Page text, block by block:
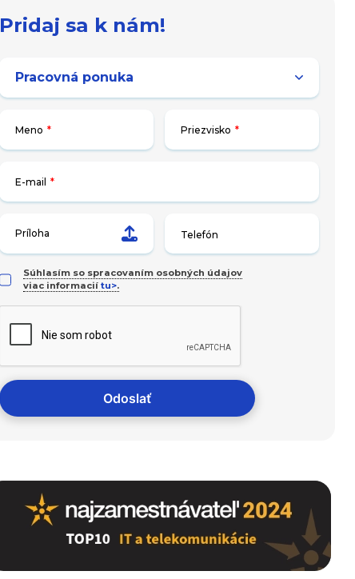
Pridaj sa k nám!
viac informaciítu>.